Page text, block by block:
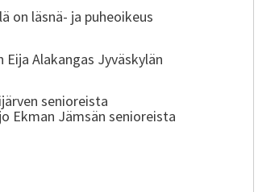
on läsnä- ja puheoikeus
Alakangas Jyväskylän
senioreista
Ekman Jämsän senioreista